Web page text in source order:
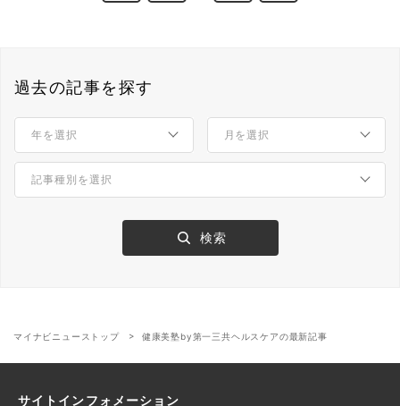
過去の記事を探す
マイナビニューストップ 健康美塾by第一三共ヘルスケアの最新記事
サイトインフォメーション